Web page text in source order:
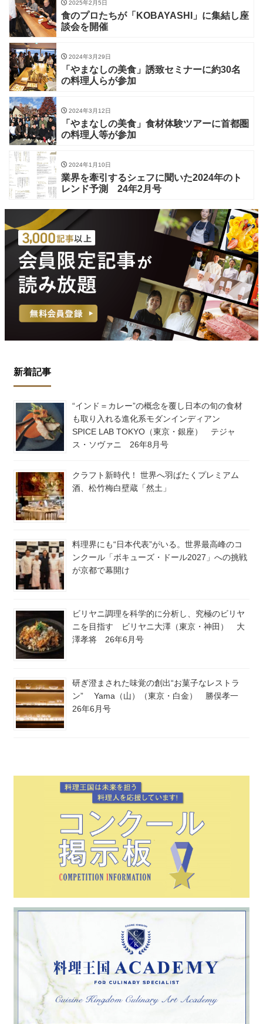
2025年2月5日
食のプロたちが「KOBAYASHI」に集結し座
談会を開催
2024年3月29日
「やまなしの美食」誘致セミナーに約30名
の料理人らが参加
2024年3月12日
「やまなしの美食」食材体験ツアーに首都圏
の料理人等が参加
2024年1月10日
業界を牽引するシェフに聞いた2024年のト
レンド予測 24年2月号
新着記事
“インド＝カレー”の概念を覆し日本の旬の食材
も取り入れる進化系モダンインディアン
SPICE LAB TOKYO（東京・銀座） テジャ
ス・ソヴァニ 26年8月号
クラフト新時代！ 世界へ羽ばたくプレミアム
酒、松竹梅白壁蔵「然土」
料理界にも“日本代表”がいる。世界最高峰のコ
ンクール「ボキューズ・ドール2027」への挑戦
が京都で幕開け
ビリヤニ調理を科学的に分析し、究極のビリヤ
ニを目指す ビリヤニ大澤（東京・神田） 大
澤孝将 26年6月号
研ぎ澄まされた味覚の創出“お菓子なレストラ
ン” Yama（山）（東京・白金） 勝俣孝一
26年6月号